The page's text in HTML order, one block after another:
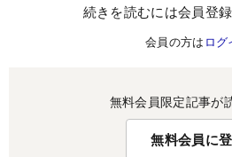
続きを読むには会員登録
会員の方は ログ
無料会員限定記事が
無料会員に